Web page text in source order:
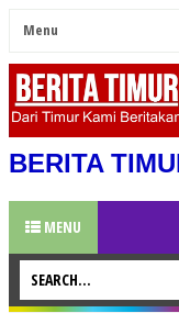
BERITA
MENU